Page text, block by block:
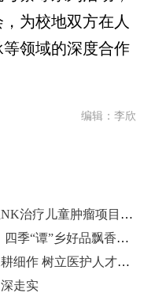
为校地双方在人
领域的深度合作
编辑：李欣
山东省脐血库参与完成全国首个脐血NK治疗儿童肿瘤项目备案
（乡村行·看振兴）山东莱阳谭格庄：四季“谭”乡好品飘香市场
潍坊护理职业学院：产教科一体化深耕细作 树立医护人才培育新标杆
走实